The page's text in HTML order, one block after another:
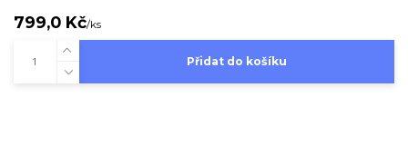
799,0 Kč/ks
Přidat do košíku